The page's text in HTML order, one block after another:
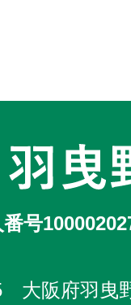
番号
大阪府羽曳